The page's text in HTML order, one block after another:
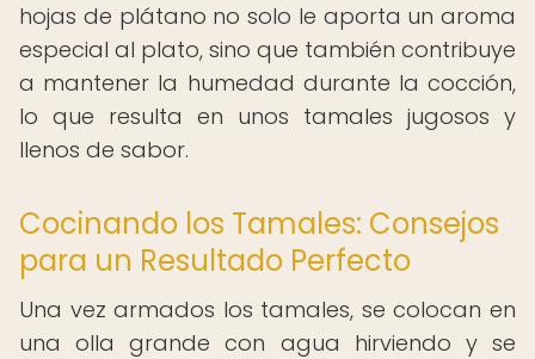
hojas de plátano no solo le aporta un aroma
especial al plato, sino que también contribuye
a mantener la humedad durante la cocción,
lo que resulta en unos tamales jugosos y
llenos de sabor.
Cocinando los Tamales: Consejos
para un Resultado Perfecto
Una vez armados los tamales, se colocan en
una olla grande con agua hirviendo y se